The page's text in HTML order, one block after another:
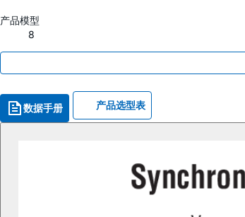
产品模型
8
数据手册 产品选型表